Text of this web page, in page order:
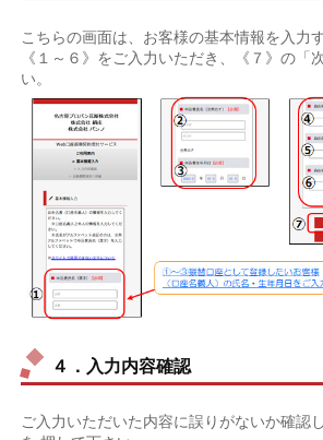
こちらの画面は、お客様の基本情報を入力
《１～６》をご入力いただき、《７》の「
い。
４．入力内容確認
ご入力いただいた内容に誤りがないか確認